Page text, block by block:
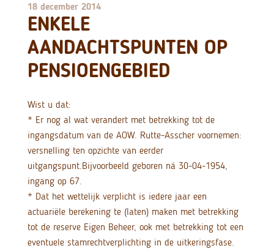
18 december 2014
ENKELE
AANDACHTSPUNTEN OP
PENSIOENGEBIED
Wist u dat:
* Er nog al wat verandert met betrekking tot de
ingangsdatum van de AOW. Rutte-Asscher voornemen:
versnelling ten opzichte van eerder
uitgangspunt.Bijvoorbeeld geboren ná 30-04-1954,
ingang op 67.
* Dat het wettelijk verplicht is iedere jaar een
actuariële berekening te (laten) maken met betrekking
tot de reserve Eigen Beheer, ook met betrekking tot een
eventuele stamrechtverplichting in de uitkeringsfase.